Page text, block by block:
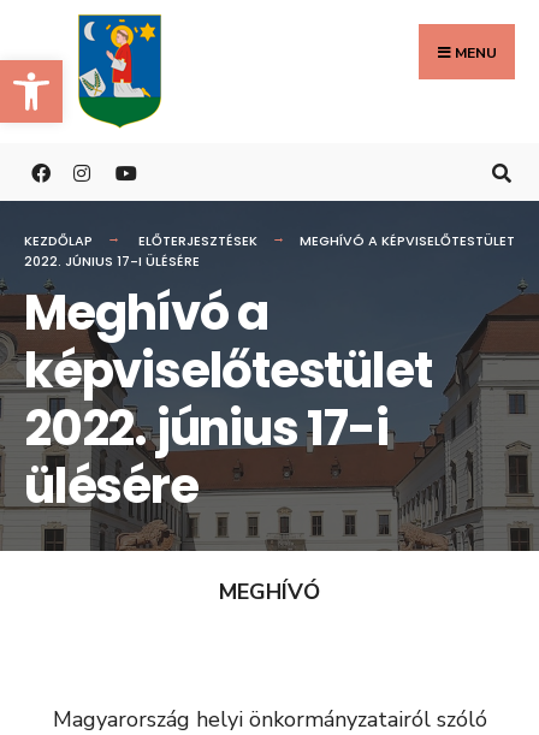
Eszköztár megnyitása
to
content
MENU
KEZDŐLAP ELŐTERJESZTÉSEK
MEGHÍVÓ A KÉPVISELŐTESTÜLET
2022. JÚNIUS 17-I ÜLÉSÉRE
Meghívó a
képviselőtestület
2022. június 17-i
ülésére
MEGHÍVÓ
Magyarország helyi önkormányzatairól szóló
Search